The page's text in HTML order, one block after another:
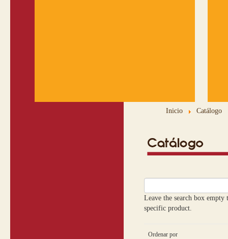
Inicio Catálogo
Leave the search box
specific product.
Ordenar por